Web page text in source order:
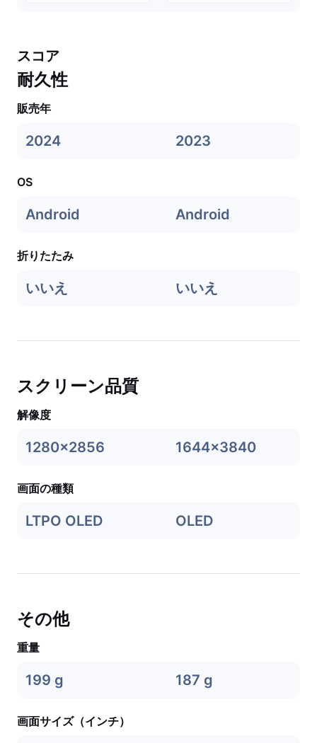
スコア
耐久性
販売年
2024 2023
OS
Android Android
折りたたみ
いいえ いいえ
スクリーン品質
解像度
1280x2856 1644x3840
画面の種類
LTPO OLED OLED
その他
重量
199 g 187 g
画面サイズ（インチ）